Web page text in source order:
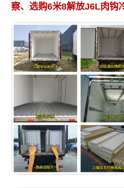
察、选购6米8解放J6L肉钩